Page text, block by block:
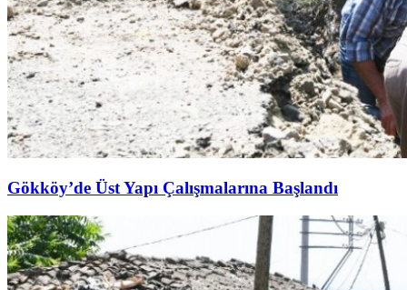
Gökköy’de Üst Yapı Çalışmalarına Başlandı